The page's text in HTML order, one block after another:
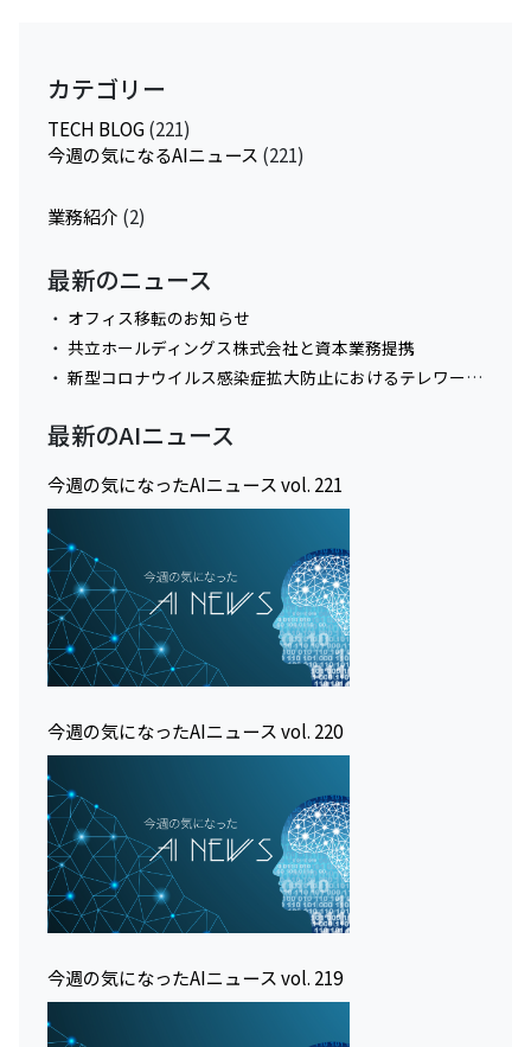
カテゴリー
TECH BLOG(221)
今週の気になるAIニュース (221)
業務紹介 (2)
最新のニュース
オフィス移転のお知らせ
共立ホールディングス株式会社と資本業務提携
新型コロナウイルス感染症拡大防止におけるテレワーク実施に関してのお知らせ
最新のAIニュース
今週の気になったAIニュース vol. 221
今週の気になったAIニュース vol. 220
今週の気になったAIニュース vol. 219